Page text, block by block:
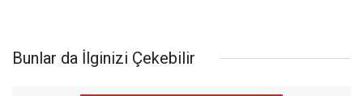
Bunlar da İlginizi Çekebilir